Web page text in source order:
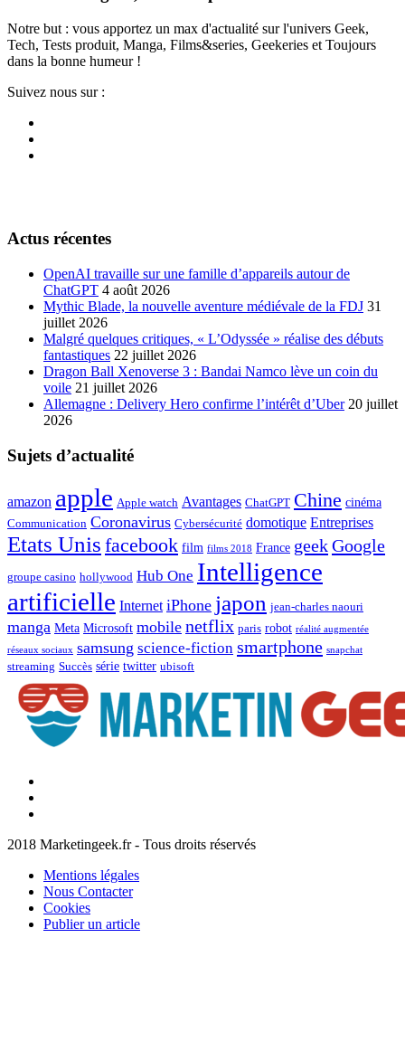
Notre but : vous apportez un max d'actualité sur l'univers Geek,
Tech, Tests produit, Manga, Films&series, Geekeries et Toujours
dans la bonne humeur !
Suivez nous sur :
Actus récentes
OpenAI travaille sur une famille d’appareils autour de
ChatGPT 4 août 2026
Mythic Blade, la nouvelle aventure médiévale de la FDJ 31
juillet 2026
Malgré quelques critiques, « L’Odyssée » réalise des débuts
fantastiques 22 juillet 2026
Dragon Ball Xenoverse 3 : Bandai Namco lève un coin du
voile 21 juillet 2026
Allemagne : Delivery Hero confirme l’intérêt d’Uber 20 juillet
2026
Sujets d’actualité
amazon apple Apple watch Avantages ChatGPT Chine cinéma
Communication Coronavirus Cybersécurité domotique Entreprises
Etats Unis facebook film films 2018 France geekGoogle
groupe casino hollywood Hub One Intelligence
artificielle Internet iPhone japon jean-charles naouri
manga Meta Microsoft mobile netflix paris robot réalité augmentée
réseaux sociaux samsung science-fiction smartphone snapchat
streaming Succès série twitter ubisoft
2018 Marketingeek.fr - Tous droits réservés
Mentions légales
Nous Contacter
Cookies
Publier un article